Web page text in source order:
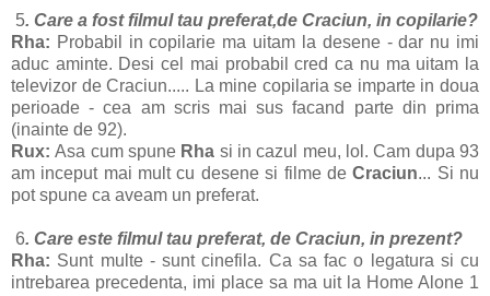
5. Care a fost filmul tau preferat,de Craciun, in copilarie?
Rha: Probabil in copilarie ma uitam la desene - dar nu imi
aduc aminte. Desi cel mai probabil cred ca nu ma uitam la
televizor de Craciun..... La mine copilaria se imparte in doua
perioade - cea am scris mai sus facand parte din prima
(inainte de 92).
Rux:Asa cum spune Rha si in cazul meu, lol. Cam dupa 93
am inceput mai mult cu desene si filme deCraciun... Si nu
pot spune ca aveam un preferat.
6. Care este filmul tau preferat, de Craciun, in prezent?
Rha: Sunt multe - sunt cinefila. Ca sa fac o legatura si cu
intrebarea precedenta, imi place sa ma uit la Home Alone 1